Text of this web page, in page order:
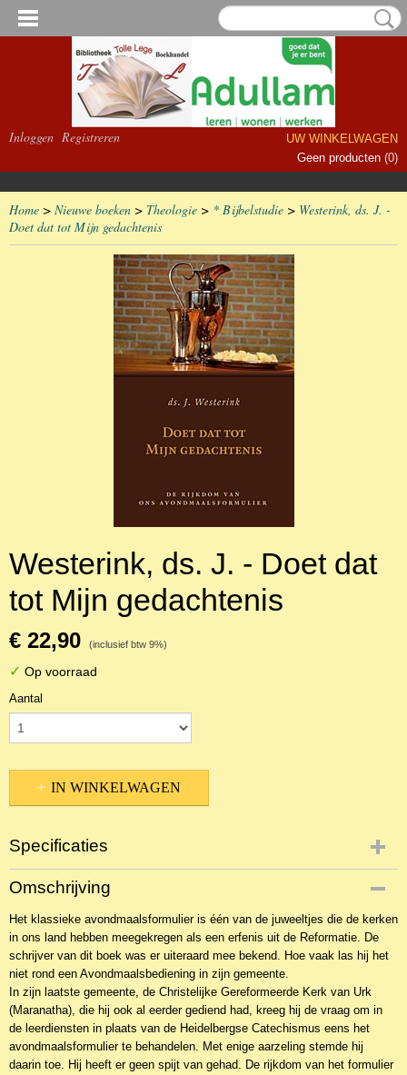
Inloggen Registreren
UW WINKELWAGEN
Geen producten (0)
Home > Nieuwe boeken > Theologie > * Bijbelstudie > Westerink, ds. J. -
Doet dat tot Mijn gedachtenis
Westerink, ds. J. - Doet dat
tot Mijn gedachtenis
€ 22,90 (inclusief btw 9%)
✓ Op voorraad
Aantal
IN WINKELWAGEN
Specificaties
Productcode
NBKTb-7160
EAN code
9789033124396
Omschrijving
Het klassieke avondmaalsformulier is één van de juweeltjes die de kerken
in ons land hebben meegekregen als een erfenis uit de Reformatie. De
schrijver van dit boek was er uiteraard mee bekend. Hoe vaak las hij het
niet rond een Avondmaalsbediening in zijn gemeente.
In zijn laatste gemeente, de Christelijke Gereformeerde Kerk van Urk
(Maranatha), die hij ook al eerder gediend had, kreeg hij de vraag om in
de leerdiensten in plaats van de Heidelbergse Catechismus eens het
avondmaalsformulier te behandelen. Met enige aarzeling stemde hij
daarin toe. Hij heeft er geen spijt van gehad. De rijkdom van het formulier